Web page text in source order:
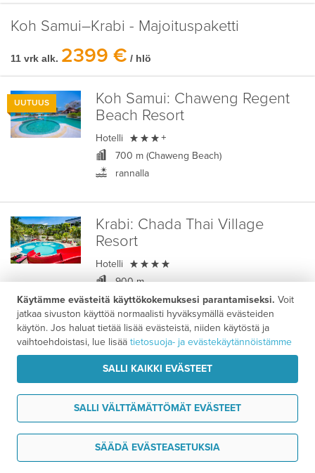
Tarvitsen tukea
Koh Samui–Krabi - Majoituspaketti
11 vrk alk. 2399 € / hlö
UUTUUS Koh Samui: Chaweng Regent
Beach Resort
Hotelli  +
700 m (Chaweng Beach)
rannalla
Krabi: Chada Thai Village
Resort
Hotelli 
900 m
900 m
Asiakasarvio 3,6/ 5
Koh Samui–Krabi - Majoituspaketti
11 vrk alk. 2358 €/ hlö
UUTUUS Koh Samui:Chaweng Regent
Beach Resort
Käytämme evästeitä käyttökokemuksesi parantamiseksi. Voit
jatkaa sivuston käyttöä normaalisti hyväksymällä evästeiden
käytön. Jos haluat tietää lisää evästeistä, niiden käytöstä ja
vaihtoehdoistasi, lue lisää tietosuoja- ja evästekäytännöistämme
SALLI KAIKKI EVÄSTEET
SALLI VÄLTTÄMÄTTÖMÄT EVÄSTEET
SÄÄDÄ EVÄSTEASETUKSIA